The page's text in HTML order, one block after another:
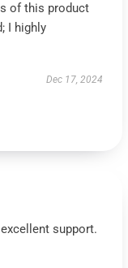
of this product
I highly
Dec 17, 2024
support.